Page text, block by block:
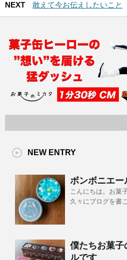
NEXT
敢えて今お伝えしたいこと
NEW ENTRY
ボンボニエー
こんにちは。お菓
久々にブログを書
僕たちお菓子
ルです